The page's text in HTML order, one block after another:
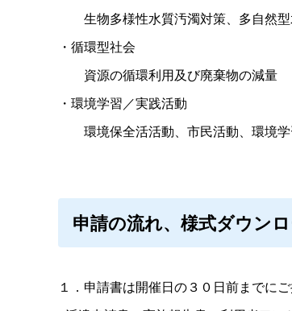
生物多様性水質汚濁対策、多自然
・循環型社会
資源の循環利用及び廃棄物の減量
・環境学習／実践活動
環境保全活活動、市民活動、環境
申請の流れ、様式ダウン
１．申請書は開催日の３０日前までにご